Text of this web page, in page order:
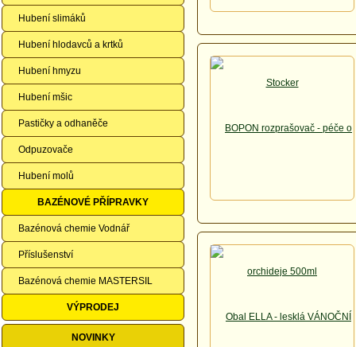
Hubení slimáků
Hubení hlodavců a krtků
Hubení hmyzu
Hubení mšic
Pastičky a odhaněče
Odpuzovače
Hubení molů
BAZÉNOVÉ PŘÍPRAVKY
Bazénová chemie Vodnář
Příslušenství
Bazénová chemie MASTERSIL
VÝPRODEJ
NOVINKY